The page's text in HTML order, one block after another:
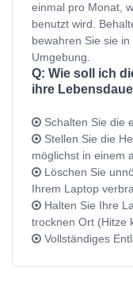
einmal pro Monat,
benutzt wird.
bewahren Sie sie
Umgebung.
Q: Wie soll ich
ihre
Schalten Sie die
Stellen Sie die
möglichst in einem
Löschen Sie
Ihrem Laptop
Halten Sie Ihre
trocknen Ort (Hitze
Vollständiges